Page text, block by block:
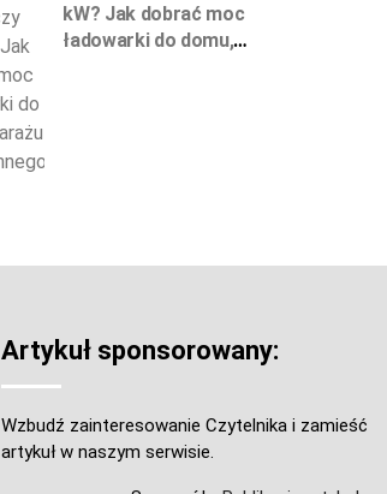
kW? Jak dobrać moc
ładowarki do domu,
Artykuł sponsorowany:
Wzbudź zainteresowanie Czytelnika i zamieść
artykuł w naszym serwisie.